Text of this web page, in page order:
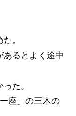
。
あるとよく途中
た。
座」の三木の